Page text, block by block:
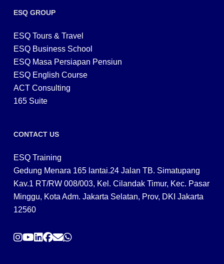
ESQ GROUP
ESQ Tours & Travel
ESQ Business School
ESQ Masa Persiapan Pensiun
ESQ English Course
ACT Consulting
165 Suite
CONTACT US
ESQ Training
Gedung Menara 165 lantai.24 Jalan TB. Simatupang
Kav.1 RT/RW 008/003, Kel. Cilandak Timur, Kec. Pasar
Minggu, Kota Adm. Jakarta Selatan, Prov, DKI Jakarta
12560